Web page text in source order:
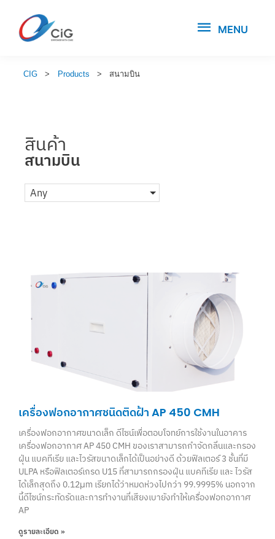
MENU
CIG > Products > สนามบิน
สินค้า
สนามบิน
Any
เครื่องฟอกอากาศชนิดติดฝ้า AP 450 CMH
เครื่องฟอกอากาศขนาดเล็ก ดีไซน์เพื่อตอบโจทย์การใช้งานในอาคาร
เครื่องฟอกอากาศ AP 450 CMH ของเราสามารถกำจัดกลิ่นและกรอง
ฝุ่น แบคทีเรีย และไวรัสขนาดเล็กได้เป็นอย่างดี ด้วยฟิลเตอร์ 3 ชั้นที่มี
ULPA หรือฟิลเตอร์เกรด U15 ที่สามารถกรองฝุ่น แบคทีเรีย และ ไวรัส
ได้เล็กสุดถึง 0.12μm เรียกได้ว่าหมดห่วงไปกว่า 99.9995% นอกจาก
นี้ดีไซน์กระทัดรัดและการทำงานที่เสียงเบายังทำให้เครื่องฟอกอากาศ
AP
ดูรายละเอียด »